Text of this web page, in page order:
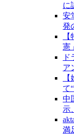
に
安
発
憲
ア
て
中
示
満